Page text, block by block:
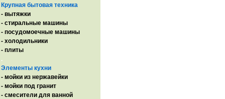
Крупная бытовая техника
- вытяжки
- стиральные машины
- посудомоечные машины
- холодильники
- плиты
.
Элементы кухни
- мойки из нержавейки
- мойки под гранит
- смесители для ванной